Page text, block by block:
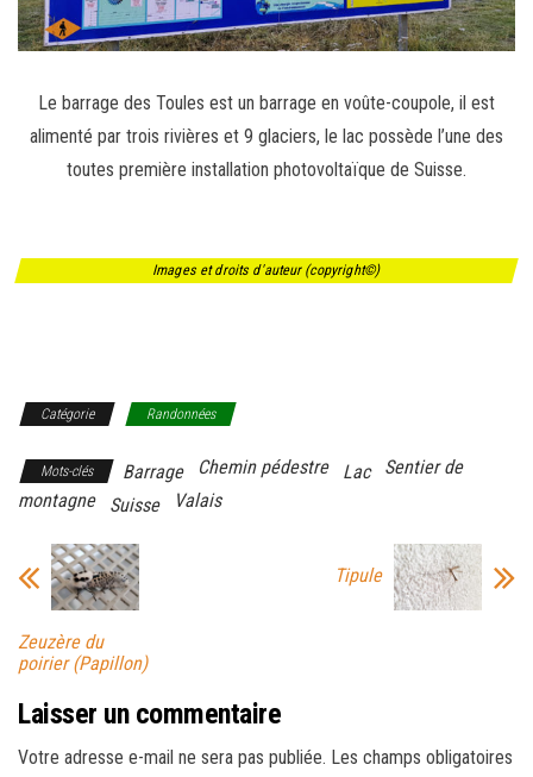
Le barrage des Toules est un barrage en voûte-coupole, il est
alimenté par trois rivières et 9 glaciers, le lac possède l’une des
toutes première installation photovoltaïque de Suisse.
Images et droits d'auteur (copyright©)
Catégorie Randonnées
Mots-clés Barrage Chemin pédestre Lac
Sentier de
montagne
Suisse Valais
Zeuzère du
poirier (Papillon)
Tipule
Laisser un commentaire
Votre adresse e-mail ne sera pas publiée. Les champs obligatoires